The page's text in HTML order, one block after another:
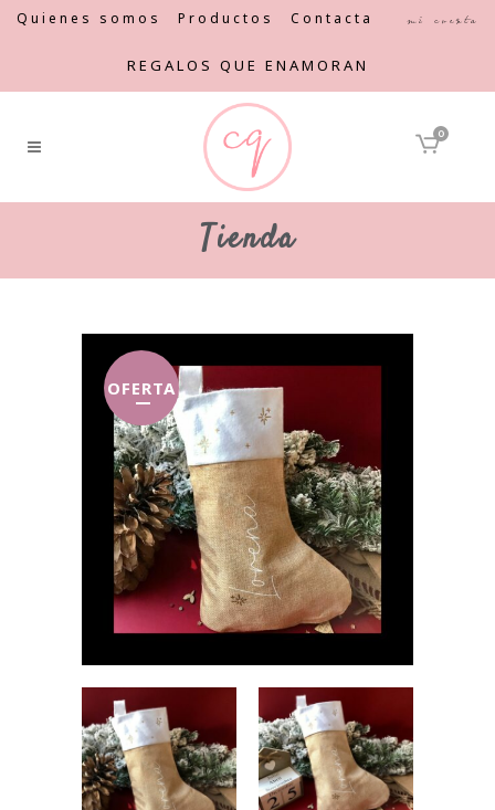
Quienes somos Productos Contacta Mi cuenta
REGALOS QUE ENAMORAN
0
Tienda
OFERTA